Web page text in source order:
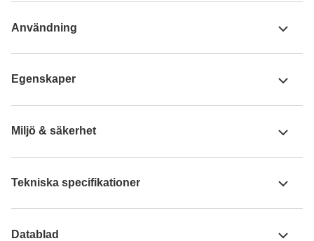
Användning
Egenskaper
Miljö & säkerhet
Tekniska specifikationer
Datablad